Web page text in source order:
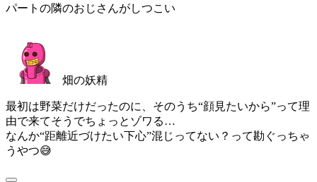
パートの隣のおじさんがしつこい
畑の妖精
最初は野菜だけだったのに、そのうち“顔見たいから”って理
由で来てそうでちょっとゾワる…
なんか“距離近づけたい下心”混じってない？って勘ぐっちゃ
うやつ😅